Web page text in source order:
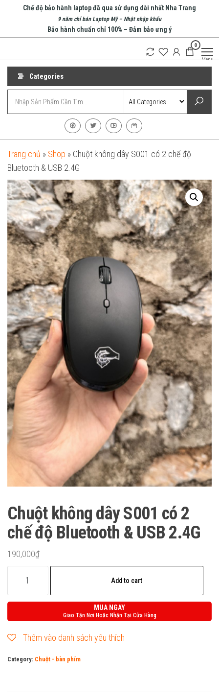
Chế độ bảo hành laptop đã qua sử dụng dài nhất Nha Trang
9 năm chỉ bán Laptop Mỹ – Nhật nhập khẩu
Bảo hành chuẩn chỉ 100% – Đảm bảo ưng ý
Computer
0
Menu
Categories
Trang chủ » Shop » Chuột không dây S001 có 2 chế độ
Bluetooth & USB 2.4G
Chuột không dây S001 có 2
chế độ Bluetooth & USB 2.4G
190,000₫
không
dây
2
Add to cart
MUA NGAY
Giao Tận Nơi Hoặc Nhận Tại Cửa Hàng
Thêm vào danh sách yêu thích
Category: Chuột - bàn phím